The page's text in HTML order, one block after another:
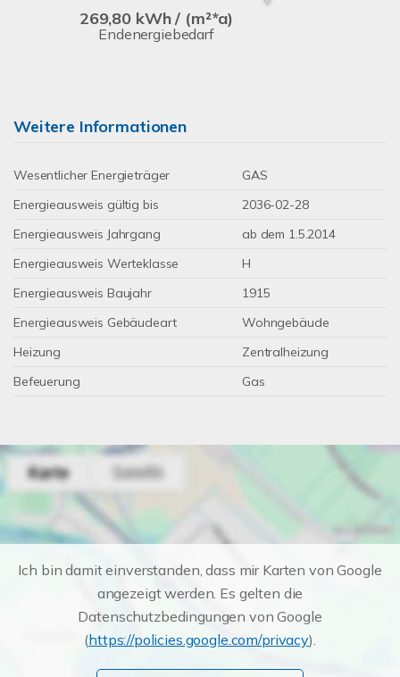
269,80 kWh / (m²*a)
Endenergiebedarf
Weitere Informationen
Wesentlicher Energieträger
GAS
Energieausweis gültig bis
2036-02-28
Energieausweis Jahrgang
ab dem 1.5.2014
Energieausweis Werteklasse
H
Energieausweis Baujahr
1915
Energieausweis Gebäudeart
Wohngebäude
Heizung
Zentralheizung
Befeuerung
Gas
Ich bin damit einverstanden, dass mir Karten von Google
angezeigt werden. Es gelten die
Datenschutzbedingungen von Google
(https://policies.google.com/privacy).